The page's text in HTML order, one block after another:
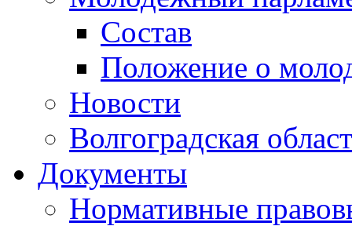
Состав
Положение о
Новости
Волгоградская
Документы
Нормативные